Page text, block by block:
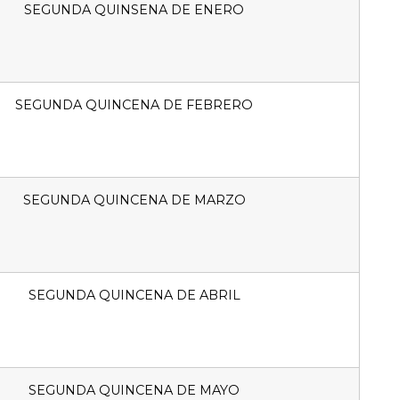
SEGUNDA QUINSENA DE ENERO
SEGUNDA QUINCENA DE FEBRERO
SEGUNDA QUINCENA DE MARZO
SEGUNDA QUINCENA DE ABRIL
SEGUNDA QUINCENA DE MAYO